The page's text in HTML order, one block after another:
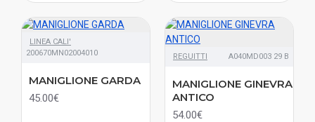
LINEA CALI'
200670MN02004010
MANIGLIONE GARDA
45.00€
REGUITTI A040MD003 29 B
MANIGLIONE GINEVRA
ANTICO
54.00€